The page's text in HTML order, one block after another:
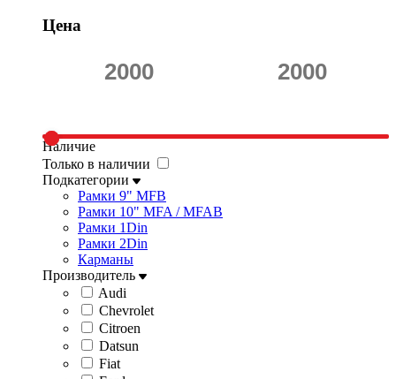
Цена
Наличие
Только в наличии
Подкатегории
Рамки 9" MFB
Рамки 10" MFA / MFAB
Рамки 1Din
Рамки 2Din
Карманы
Производитель
Audi
Chevrolet
Citroen
Datsun
Fiat